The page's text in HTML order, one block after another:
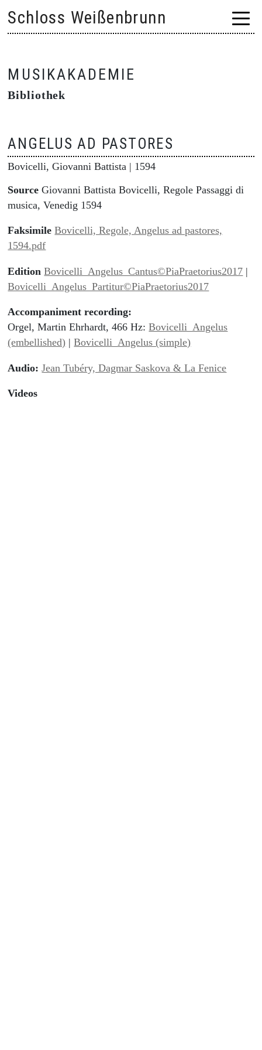
content
Schloss Weißenbrunn
MUSIKAKADEMIE
Bibliothek
ANGELUS AD PASTORES
Bovicelli, Giovanni Battista | 1594
Source Giovanni Battista Bovicelli, Regole Passaggi di
musica, Venedig 1594
Faksimile Bovicelli, Regole, Angelus ad pastores,
1594.pdf
Edition Bovicelli_Angelus_Cantus©PiaPraetorius2017 |
Bovicelli_Angelus_Partitur©PiaPraetorius2017
Accompaniment recording:
Orgel, Martin Ehrhardt, 466 Hz:Bovicelli_Angelus
(embellished) |Bovicelli_Angelus (simple)
Audio: Jean Tubéry, Dagmar Saskova & La Fenice
Videos